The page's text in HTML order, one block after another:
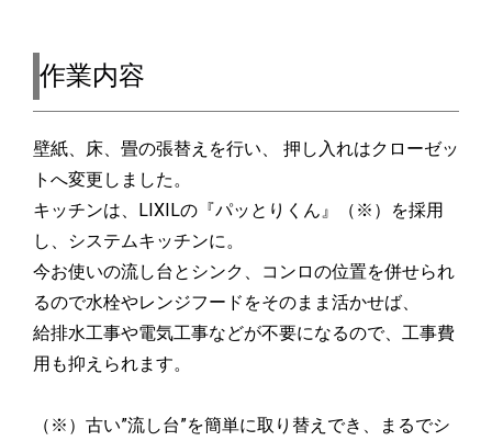
作業内容
壁紙、床、畳の張替えを行い、 押し入れはクローゼッ
トへ変更しました。
キッチンは、LIXILの『パッとりくん』（※）を採用
し、システムキッチンに。
今お使いの流し台とシンク、コンロの位置を併せられ
るので水栓やレンジフードをそのまま活かせば、
給排水工事や電気工事などが不要になるので、工事費
用も抑えられます。
（※）古い”流し台”を簡単に取り替えでき、まるでシ